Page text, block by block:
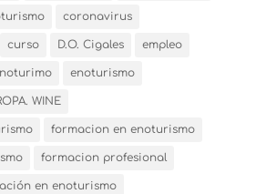
coronavirus
curso D.O. Cigales empleo
enoturismo
WINE
formacion en enoturismo
formacion profesional
en enoturismo